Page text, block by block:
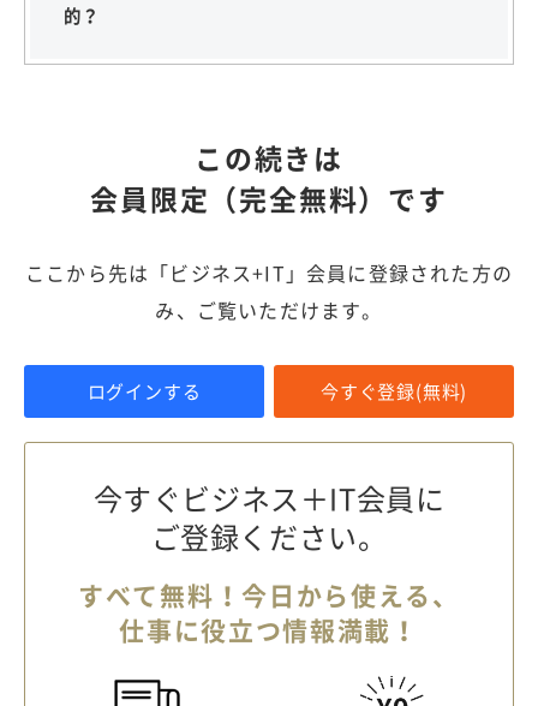
的？
この続きは
会員限定（完全無料）です
ここから先は「ビジネス+IT」会員に登録された方の
み、ご覧いただけます。
ログインする 今すぐ登録(無料)
今すぐビジネス＋IT会員に
ご登録ください。
すべて無料！今日から使える、
仕事に役立つ情報満載！